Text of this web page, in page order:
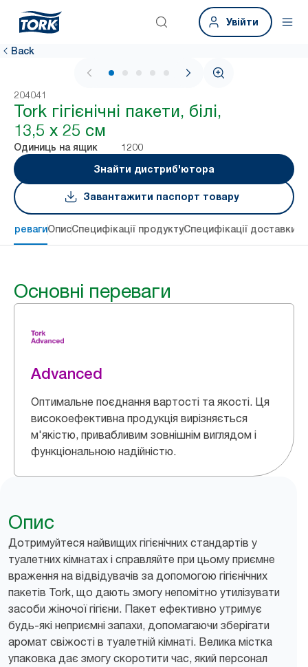
Увійти
Back
1 / 5
204041
Tork гігієнічні пакети, білі,
13,5 х 25 см
Одиниць на ящик
1200
Знайти дистриб'ютора
Завантажити паспорт товару
перевагиОписСпецифікації продуктуСпецифікації доставки
Основні переваги
Advanced
Оптимальне поєднання вартості та якості. Ця
високоефективна продукція вирізняється
м'якістю, привабливим зовнішнім виглядом і
функціональною надійністю.
Опис
Дотримуйтеся найвищих гігієнічних стандартів у
туалетних кімнатах і справляйте при цьому приємне
враження на відвідувачів за допомогою гігієнічних
пакетів Tork, що дають змогу непомітно утилізувати
засоби жіночої гігієни. Пакет ефективно утримує
будь-які неприємні запахи, допомагаючи зберігати
аромат свіжості в туалетній кімнаті. Велика містка
упаковка дає змогу скоротити час, який персонал